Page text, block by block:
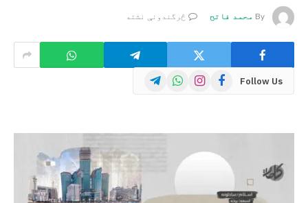
By محمد فاتح څرگندونې نشته
Follow Us
Facebook
Instagram
WhatsApp
Telegram